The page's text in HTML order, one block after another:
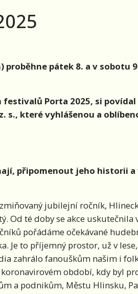
proběhne pátek 8. a v sobotu
Porta 2025, si povídal
s., které vyhlášenou a
připomenout jeho historii a
jubilejní ročník,
Od té doby se akce uskutečnila
pořádáme očekávané
Je to příjemný prostor, už v
zahrálo fanouškům našim i
období, kdy byl
a podnikům, Městu Hlinsku,